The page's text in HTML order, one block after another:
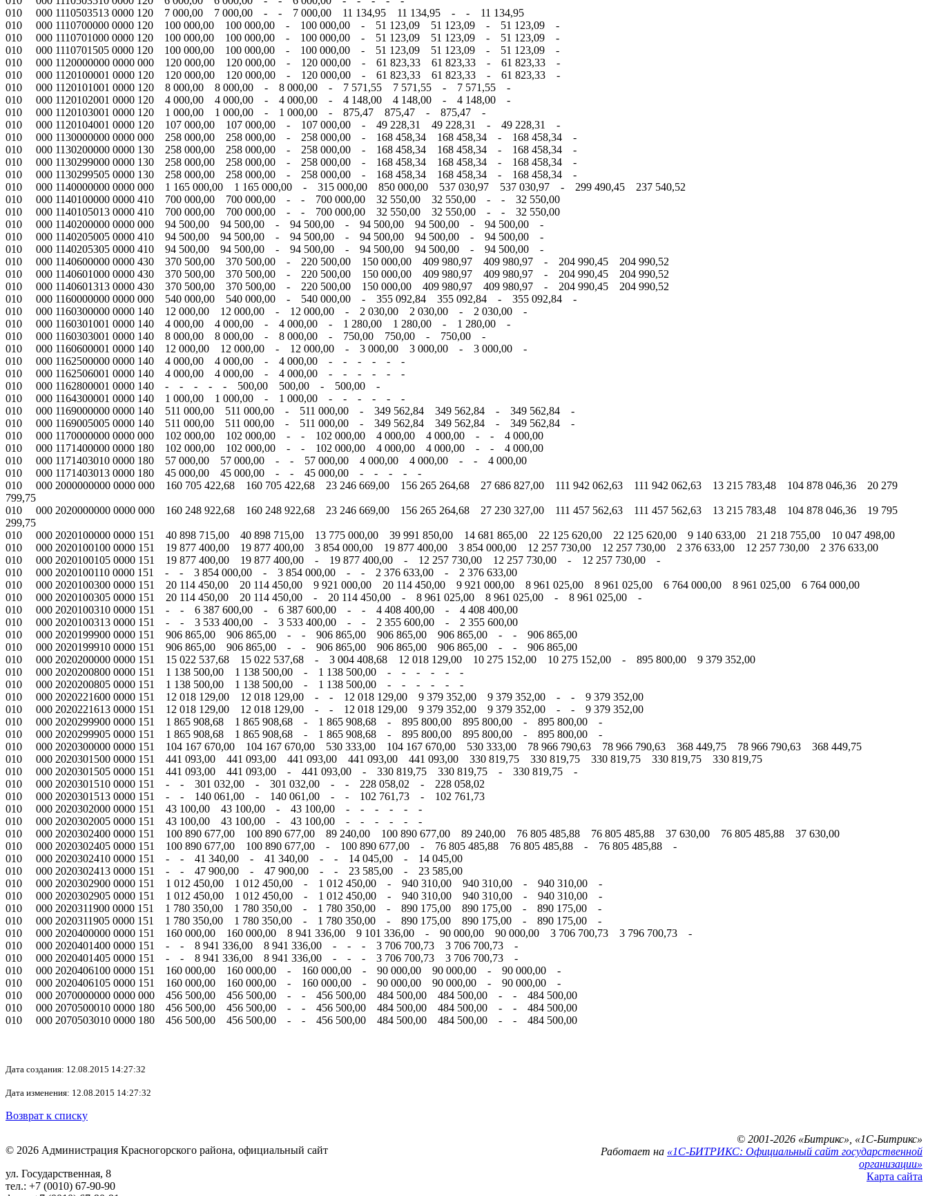
010 000 1110503513 0000 120 7 000,00 7 000,00 - - 7 000,00 11 134,95 11 134,95 - - 11 134,95
010 000 1110700000 0000 120 100 000,00 100 000,00 - 100 000,00 - 51 123,09 51 123,09 - 51 123,09 -
010 000 1110701000 0000 120 100 000,00 100 000,00 - 100 000,00 - 51 123,09 51 123,09 - 51 123,09 -
010 000 1110701505 0000 120 100 000,00 100 000,00 - 100 000,00 - 51 123,09 51 123,09 - 51 123,09 -
010 000 1120000000 0000 000 120 000,00 120 000,00 - 120 000,00 - 61 823,33 61 823,33 - 61 823,33 -
010 000 1120100001 0000 120 120 000,00 120 000,00 - 120 000,00 - 61 823,33 61 823,33 - 61 823,33 -
010 000 1120101001 0000 120 8 000,00 8 000,00 - 8 000,00 - 7 571,55 7 571,55 - 7 571,55 -
010 000 1120102001 0000 120 4 000,00 4 000,00 - 4 000,00 - 4 148,00 4 148,00 - 4 148,00 -
010 000 1120103001 0000 120 1 000,00 1 000,00 - 1 000,00 - 875,47 875,47 - 875,47 -
010 000 1120104001 0000 120 107 000,00 107 000,00 - 107 000,00 - 49 228,31 49 228,31 - 49 228,31 -
010 000 1130000000 0000 000 258 000,00 258 000,00 - 258 000,00 - 168 458,34 168 458,34 - 168 458,34 -
010 000 1130200000 0000 130 258 000,00 258 000,00 - 258 000,00 - 168 458,34 168 458,34 - 168 458,34 -
010 000 1130299000 0000 130 258 000,00 258 000,00 - 258 000,00 - 168 458,34 168 458,34 - 168 458,34 -
010 000 1130299505 0000 130 258 000,00 258 000,00 - 258 000,00 - 168 458,34 168 458,34 - 168 458,34 -
010 000 1140000000 0000 000 1 165 000,00 1 165 000,00 - 315 000,00 850 000,00 537 030,97 537 030,97 - 299 490,45 237 540,52
010 000 1140100000 0000 410 700 000,00 700 000,00 - - 700 000,00 32 550,00 32 550,00 - - 32 550,00
010 000 1140105013 0000 410 700 000,00 700 000,00 - - 700 000,00 32 550,00 32 550,00 - - 32 550,00
010 000 1140200000 0000 000 94 500,00 94 500,00 - 94 500,00 - 94 500,00 94 500,00 - 94 500,00 -
010 000 1140205005 0000 410 94 500,00 94 500,00 - 94 500,00 - 94 500,00 94 500,00 - 94 500,00 -
010 000 1140205305 0000 410 94 500,00 94 500,00 - 94 500,00 - 94 500,00 94 500,00 - 94 500,00 -
010 000 1140600000 0000 430 370 500,00 370 500,00 - 220 500,00 150 000,00 409 980,97 409 980,97 - 204 990,45 204 990,52
010 000 1140601000 0000 430 370 500,00 370 500,00 - 220 500,00 150 000,00 409 980,97 409 980,97 - 204 990,45 204 990,52
010 000 1140601313 0000 430 370 500,00 370 500,00 - 220 500,00 150 000,00 409 980,97 409 980,97 - 204 990,45 204 990,52
010 000 1160000000 0000 000 540 000,00 540 000,00 - 540 000,00 - 355 092,84 355 092,84 - 355 092,84 -
010 000 1160300000 0000 140 12 000,00 12 000,00 - 12 000,00 - 2 030,00 2 030,00 - 2 030,00 -
010 000 1160301001 0000 140 4 000,00 4 000,00 - 4 000,00 - 1 280,00 1 280,00 - 1 280,00 -
010 000 1160303001 0000 140 8 000,00 8 000,00 - 8 000,00 - 750,00 750,00 - 750,00 -
010 000 1160600001 0000 140 12 000,00 12 000,00 - 12 000,00 - 3 000,00 3 000,00 - 3 000,00 -
010 000 1162500000 0000 140 4 000,00 4 000,00 - 4 000,00 - - - - - -
010 000 1162506001 0000 140 4 000,00 4 000,00 - 4 000,00 - - - - - -
010 000 1162800001 0000 140 - - - - - 500,00 500,00 - 500,00 -
010 000 1164300001 0000 140 1 000,00 1 000,00 - 1 000,00 - - - - - -
010 000 1169000000 0000 140 511 000,00 511 000,00 - 511 000,00 - 349 562,84 349 562,84 - 349 562,84 -
010 000 1169005005 0000 140 511 000,00 511 000,00 - 511 000,00 - 349 562,84 349 562,84 - 349 562,84 -
010 000 1170000000 0000 000 102 000,00 102 000,00 - - 102 000,00 4 000,00 4 000,00 - - 4 000,00
010 000 1171400000 0000 180 102 000,00 102 000,00 - - 102 000,00 4 000,00 4 000,00 - - 4 000,00
010 000 1171403010 0000 180 57 000,00 57 000,00 - - 57 000,00 4 000,00 4 000,00 - - 4 000,00
010 000 1171403013 0000 180 45 000,00 45 000,00 - - 45 000,00 - - - - -
010 000 2000000000 0000 000 160 705 422,68 160 705 422,68 23 246 669,00 156 265 264,68 27 686 827,00 111 942 062,63 111 942 062,63 13 215 783,48 104 878 046,36 20 279
799,75
010 000 2020000000 0000 000 160 248 922,68 160 248 922,68 23 246 669,00 156 265 264,68 27 230 327,00 111 457 562,63 111 457 562,63 13 215 783,48 104 878 046,36 19 795
299,75
010 000 2020100000 0000 151 40 898 715,00 40 898 715,00 13 775 000,00 39 991 850,00 14 681 865,00 22 125 620,00 22 125 620,00 9 140 633,00 21 218 755,00 10 047 498,00
010 000 2020100100 0000 151 19 877 400,00 19 877 400,00 3 854 000,00 19 877 400,00 3 854 000,00 12 257 730,00 12 257 730,00 2 376 633,00 12 257 730,00 2 376 633,00
010 000 2020100105 0000 151 19 877 400,00 19 877 400,00 - 19 877 400,00 - 12 257 730,00 12 257 730,00 - 12 257 730,00 -
010 000 2020100110 0000 151 - - 3 854 000,00 - 3 854 000,00 - - 2 376 633,00 - 2 376 633,00
010 000 2020100300 0000 151 20 114 450,00 20 114 450,00 9 921 000,00 20 114 450,00 9 921 000,00 8 961 025,00 8 961 025,00 6 764 000,00 8 961 025,00 6 764 000,00
010 000 2020100305 0000 151 20 114 450,00 20 114 450,00 - 20 114 450,00 - 8 961 025,00 8 961 025,00 - 8 961 025,00 -
010 000 2020100310 0000 151 - - 6 387 600,00 - 6 387 600,00 - - 4 408 400,00 - 4 408 400,00
010 000 2020100313 0000 151 - - 3 533 400,00 - 3 533 400,00 - - 2 355 600,00 - 2 355 600,00
010 000 2020199900 0000 151 906 865,00 906 865,00 - - 906 865,00 906 865,00 906 865,00 - - 906 865,00
010 000 2020199910 0000 151 906 865,00 906 865,00 - - 906 865,00 906 865,00 906 865,00 - - 906 865,00
010 000 2020200000 0000 151 15 022 537,68 15 022 537,68 - 3 004 408,68 12 018 129,00 10 275 152,00 10 275 152,00 - 895 800,00 9 379 352,00
010 000 2020200800 0000 151 1 138 500,00 1 138 500,00 - 1 138 500,00 - - - - - -
010 000 2020200805 0000 151 1 138 500,00 1 138 500,00 - 1 138 500,00 - - - - - -
010 000 2020221600 0000 151 12 018 129,00 12 018 129,00 - - 12 018 129,00 9 379 352,00 9 379 352,00 - - 9 379 352,00
010 000 2020221613 0000 151 12 018 129,00 12 018 129,00 - - 12 018 129,00 9 379 352,00 9 379 352,00 - - 9 379 352,00
010 000 2020299900 0000 151 1 865 908,68 1 865 908,68 - 1 865 908,68 - 895 800,00 895 800,00 - 895 800,00 -
010 000 2020299905 0000 151 1 865 908,68 1 865 908,68 - 1 865 908,68 - 895 800,00 895 800,00 - 895 800,00 -
010 000 2020300000 0000 151 104 167 670,00 104 167 670,00 530 333,00 104 167 670,00 530 333,00 78 966 790,63 78 966 790,63 368 449,75 78 966 790,63 368 449,75
010 000 2020301500 0000 151 441 093,00 441 093,00 441 093,00 441 093,00 441 093,00 330 819,75 330 819,75 330 819,75 330 819,75 330 819,75
010 000 2020301505 0000 151 441 093,00 441 093,00 - 441 093,00 - 330 819,75 330 819,75 - 330 819,75 -
010 000 2020301510 0000 151 - - 301 032,00 - 301 032,00 - - 228 058,02 - 228 058,02
010 000 2020301513 0000 151 - - 140 061,00 - 140 061,00 - - 102 761,73 - 102 761,73
010 000 2020302000 0000 151 43 100,00 43 100,00 - 43 100,00 - - - - - -
010 000 2020302005 0000 151 43 100,00 43 100,00 - 43 100,00 - - - - - -
010 000 2020302400 0000 151 100 890 677,00 100 890 677,00 89 240,00 100 890 677,00 89 240,00 76 805 485,88 76 805 485,88 37 630,00 76 805 485,88 37 630,00
010 000 2020302405 0000 151 100 890 677,00 100 890 677,00 - 100 890 677,00 - 76 805 485,88 76 805 485,88 - 76 805 485,88 -
010 000 2020302410 0000 151 - - 41 340,00 - 41 340,00 - - 14 045,00 - 14 045,00
010 000 2020302413 0000 151 - - 47 900,00 - 47 900,00 - - 23 585,00 - 23 585,00
010 000 2020302900 0000 151 1 012 450,00 1 012 450,00 - 1 012 450,00 - 940 310,00 940 310,00 - 940 310,00 -
010 000 2020302905 0000 151 1 012 450,00 1 012 450,00 - 1 012 450,00 - 940 310,00 940 310,00 - 940 310,00 -
010 000 2020311900 0000 151 1 780 350,00 1 780 350,00 - 1 780 350,00 - 890 175,00 890 175,00 - 890 175,00 -
010 000 2020311905 0000 151 1 780 350,00 1 780 350,00 - 1 780 350,00 - 890 175,00 890 175,00 - 890 175,00 -
010 000 2020400000 0000 151 160 000,00 160 000,00 8 941 336,00 9 101 336,00 - 90 000,00 90 000,00 3 706 700,73 3 796 700,73 -
010 000 2020401400 0000 151 - - 8 941 336,00 8 941 336,00 - - - 3 706 700,73 3 706 700,73 -
010 000 2020401405 0000 151 - - 8 941 336,00 8 941 336,00 - - - 3 706 700,73 3 706 700,73 -
010 000 2020406100 0000 151 160 000,00 160 000,00 - 160 000,00 - 90 000,00 90 000,00 - 90 000,00 -
010 000 2020406105 0000 151 160 000,00 160 000,00 - 160 000,00 - 90 000,00 90 000,00 - 90 000,00 -
010 000 2070000000 0000 000 456 500,00 456 500,00 - - 456 500,00 484 500,00 484 500,00 - - 484 500,00
010 000 2070500010 0000 180 456 500,00 456 500,00 - - 456 500,00 484 500,00 484 500,00 - - 484 500,00
010 000 2070503010 0000 180 456 500,00 456 500,00 - - 456 500,00 484 500,00 484 500,00 - - 484 500,00
Дата создания: 12.08.2015 14:27:32
Дата изменения: 12.08.2015 14:27:32
Возврат к списку
© 2026 Администрация Красногорского района, официальный сайт
ул. Государственная, 8
тел.: +7 (0010) 67-90-90
© 2001-2026 «Битрикс», «1С-Битрикс»
Работает на «1С-БИТРИКС: Официальный сайт государственной
организации»
Карта сайта